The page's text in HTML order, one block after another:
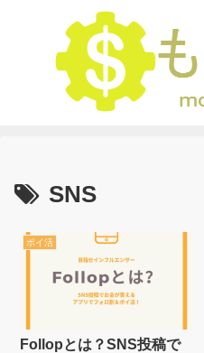
SNS
ポイ活
Follopとは？SNS投稿で